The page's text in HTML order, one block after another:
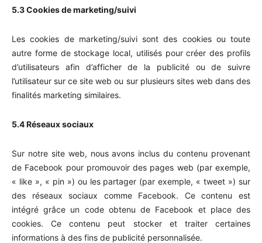
5.3 Cookies de marketing/suivi
Les cookies de marketing/suivi sont des cookies ou toute
autre forme de stockage local, utilisés pour créer des profils
d’utilisateurs afin d’afficher de la publicité ou de suivre
l’utilisateur sur ce site web ou sur plusieurs sites web dans des
finalités marketing similaires.
5.4 Réseaux sociaux
Sur notre site web, nous avons inclus du contenu provenant
de Facebook pour promouvoir des pages web (par exemple,
« like », « pin ») ou les partager (par exemple, « tweet ») sur
des réseaux sociaux comme Facebook. Ce contenu est
intégré grâce un code obtenu de Facebook et place des
cookies. Ce contenu peut stocker et traiter certaines
informations à des fins de publicité personnalisée.